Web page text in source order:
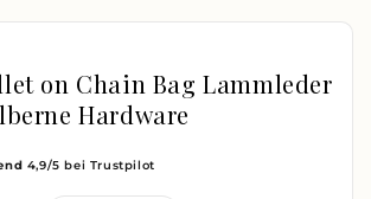
on Chain Bag Lammleder
Hardware
4,9/5 bei Trustpilot